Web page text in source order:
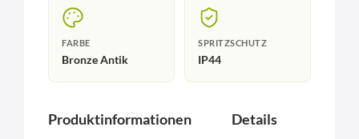
FARBE
Bronze Antik
SPRITZSCHUTZ
IP44
Produktinformationen Details